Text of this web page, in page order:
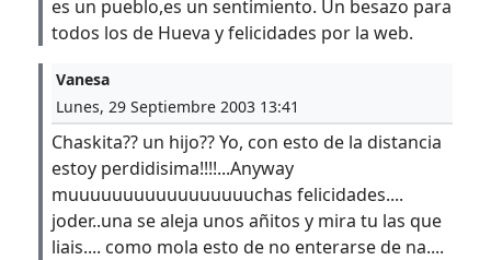
es un pueblo,es un sentimiento. Un besazo para
todos los de Hueva y felicidades por la web.
Vanesa
Lunes, 29 Septiembre 2003 13:41
Chaskita?? un hijo?? Yo, con esto de la distancia
estoy perdidisima!!!!...Anyway
muuuuuuuuuuuuuuuuuchas felicidades....
joder..una se aleja unos añitos y mira tu las que
liais.... como mola esto de no enterarse de na....